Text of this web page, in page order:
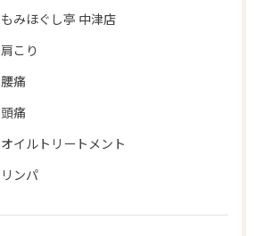
もみほぐし亭 中津店
肩こり
腰痛
頭痛
オイルトリートメント
リンパ